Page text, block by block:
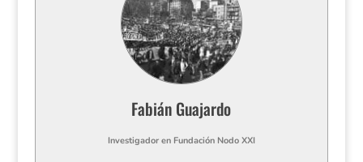
Fabián Guajardo
Investigador en Fundación Nodo XXI